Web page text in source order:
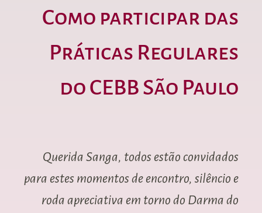
Como participar das
Práticas Regulares
do CEBB São Paulo
Querida Sanga, todos estão convidados
para estes momentos de encontro, silêncio e
roda apreciativa em torno do Darma do